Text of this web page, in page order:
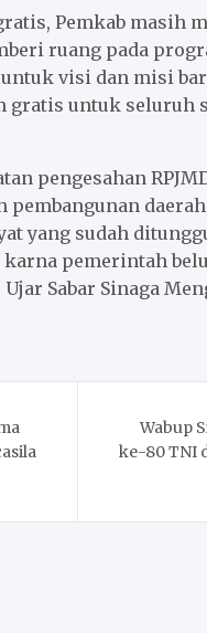
Pemkab masih
ruang pada
visi dan misi
gratis untuk seluruh
pengesahan
pembangunan
yang sudah
pemerintah
Sabar Sinaga
Wabup
ke-80 TNI